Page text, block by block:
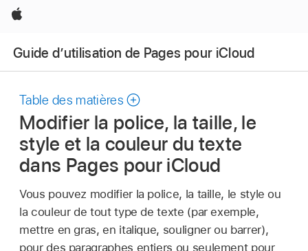
Apple
Guide d’utilisation de Pages pour iCloud
Table des matières
Modifier la police, la taille, le
style et la couleur du texte
dans Pages pour iCloud
Vous pouvez modifier la police, la taille, le style ou
la couleur de tout type de texte (par exemple,
mettre en gras, en italique, souligner ou barrer),
pour des paragraphes entiers ou seulement pour